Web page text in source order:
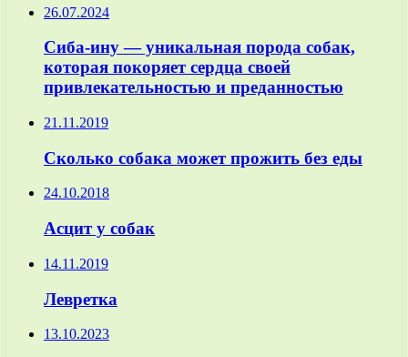
26.07.2024
Сиба-ину — уникальная порода собак,
которая покоряет сердца своей
привлекательностью и преданностью
21.11.2019
Сколько собака может прожить без еды
24.10.2018
Асцит у собак
14.11.2019
Левретка
13.10.2023